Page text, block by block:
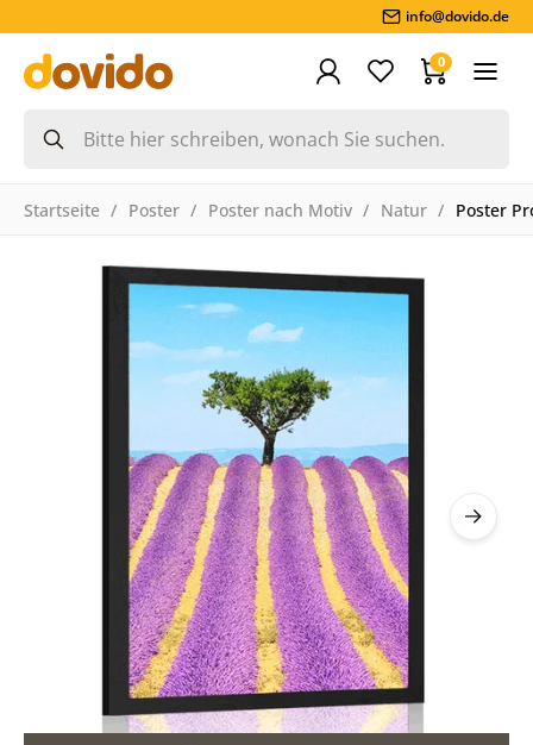
info@dovido.de
0
Startseite Poster Poster nach Motiv Natur Poster